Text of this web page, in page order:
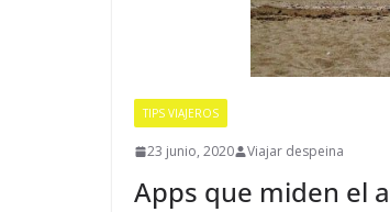
TIPS VIAJEROS
23 junio, 2020 Viajar despeina
Apps que miden el